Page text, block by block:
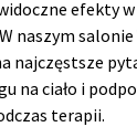
efekty
naszym
najczęstsze
na ciało i
terapii.